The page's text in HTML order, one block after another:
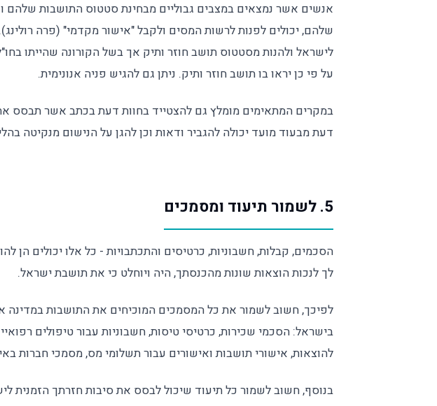
אנשים אשר נמצאים במצבים גבוליים מבחינת סטטוס התושבות
שלהם, יכולים לפנות לרשות המסים ולקבל "אישור מקדמי" (פרה
לישראל ולהנות מסטטוס תושב חוזר ותיק אך בשל הקורונה שהייתו
על פי כן יראו בו תושב חוזר ותיק. ניתן גם להגיש פניה אנונימית.
במקרים המתאימים מומלץ גם להצטייד בחוות דעת בכתב אשר תבסס
דעת מבעוד מועד יכולה להגביר ודאות וכן להגן על הנישום מנקיטה
5. לשמור תיעוד ומסמכים
הסכמים, קבלות, חשבוניות, כרטיסים והתכתבויות - כל אלו יכולים הן
לך לנכות הוצאות שונות מהכנסתך, היה ויוחלט כי את תושבת ישראל.
לפיכך, חשוב לשמור את כל המסמכים המוכיחים את התושבות במדינה
בישראל: הסכמי שכירות, כרטיסי טיסות, חשבוניות עבור טיפולים
להוצאות, אישורי תושבות ואישורים עבור תשלומי מס, מסמכי חברות
בנוסף, חשוב לשמור כל תיעוד שיכול לבסס את סיבות חזרתך הזמנית